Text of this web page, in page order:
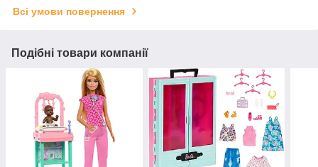
Всі умови повернення
Подібні товари компанії